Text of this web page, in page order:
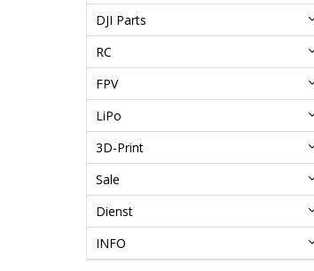
DJI Parts
RC
FPV
LiPo
3D-Print
Sale
Dienst
INFO